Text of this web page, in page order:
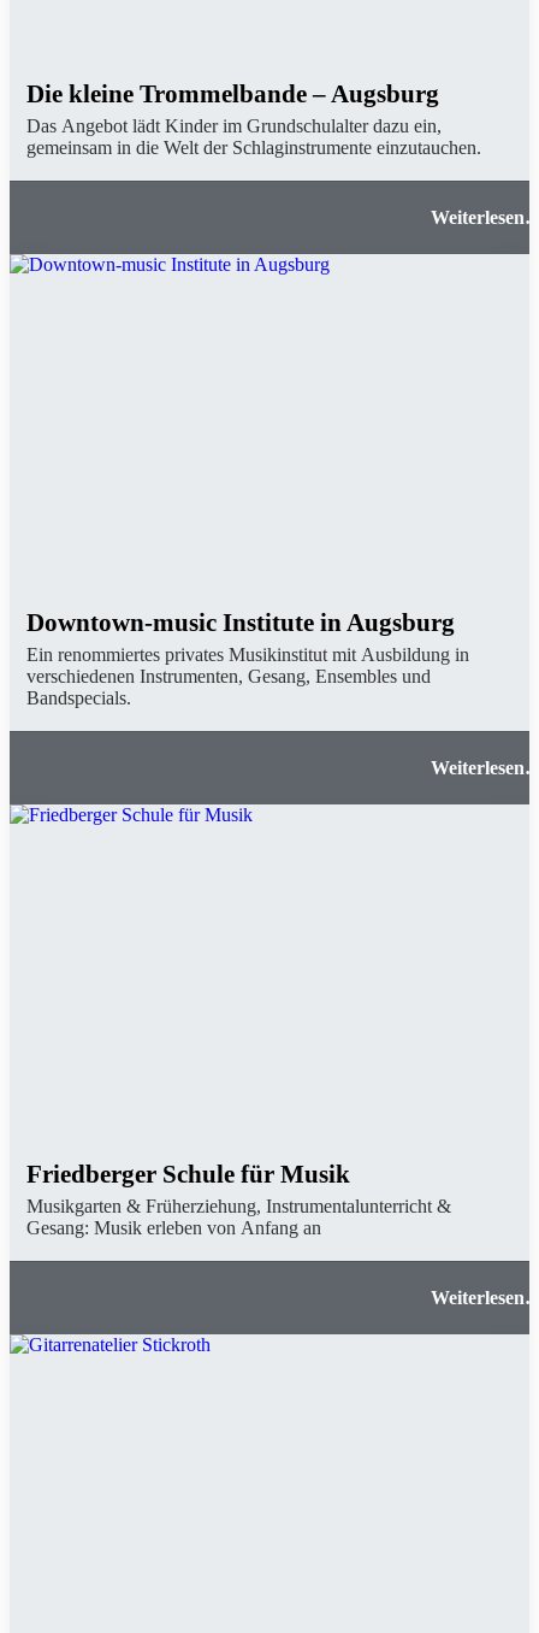
Die kleine Trommelbande – Augsburg
Das Angebot lädt Kinder im Grundschulalter dazu ein,
gemeinsam in die Welt der Schlaginstrumente einzutauchen.
Downtown-music Institute in Augsburg
Ein renommiertes privates Musikinstitut mit Ausbildung in
verschiedenen Instrumenten, Gesang, Ensembles und
Bandspecials.
Friedberger Schule für Musik
Musikgarten & Früherziehung, Instrumentalunterricht &
Gesang: Musik erleben von Anfang an